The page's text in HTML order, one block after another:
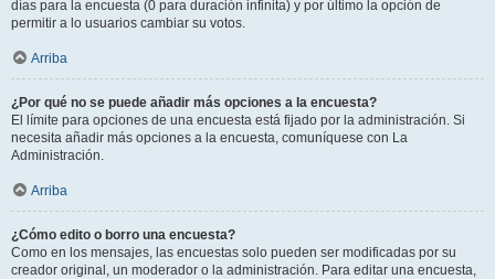
días para la encuesta (0 para duración infinita) y por último la opción de
permitir a lo usuarios cambiar su votos.
Arriba
¿Por qué no se puede añadir más opciones a la encuesta?
El límite para opciones de una encuesta está fijado por la administración. Si
necesita añadir más opciones a la encuesta, comuníquese con La
Administración.
Arriba
¿Cómo edito o borro una encuesta?
Como en los mensajes, las encuestas solo pueden ser modificadas por su
creador original, un moderador o la administración. Para editar una encuesta,